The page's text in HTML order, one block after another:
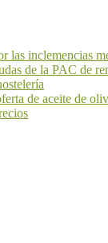
las inclemencias
de la PAC de
de aceite de